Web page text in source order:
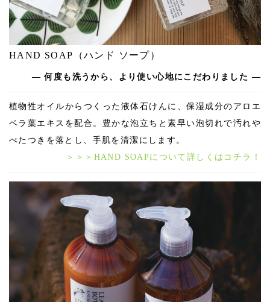
HAND SOAP（ハンド ソープ）
― 何度も洗うから、より使い心地にこだわりました —
植物性オイルからつくった液体石けんに、保湿成分のアロエ
ベラ葉エキスを配合。豊かな泡立ちと素早い泡切れで汚れや
べたつきを落とし、手肌を清潔にします。
＞＞＞HAND SOAPについて詳しくはコチラ！